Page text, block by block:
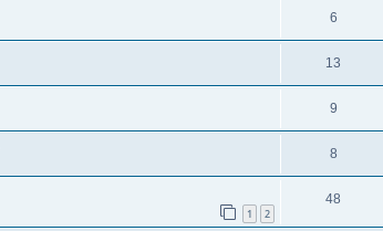
6
13
9
8
1 2
48